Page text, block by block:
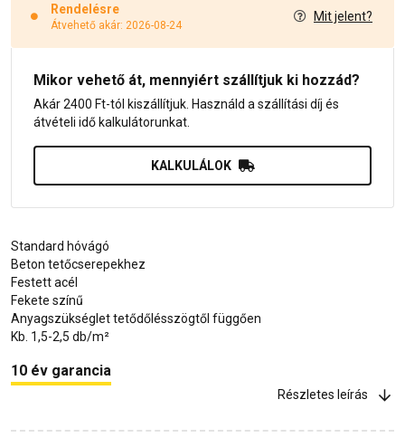
Rendelésre
Átvehető akár: 2026-08-24
Mit jelent?
Mikor vehető át, mennyiért szállítjuk ki hozzád?
Akár 2400 Ft-tól kiszállítjuk. Használd a szállítási díj és
átvételi idő kalkulátorunkat.
KALKULÁLOK
Standard hóvágó
Beton tetőcserepekhez
Festett acél
Fekete színű
Anyagszükséglet tetődőlésszögtől függően
Kb. 1,5-2,5 db/m²
10 év garancia
Részletes leírás